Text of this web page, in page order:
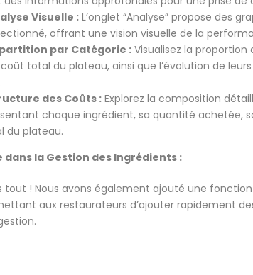
Visuelle : L’onglet “Analyse” propose des
offrant une vision visuelle de la
par Catégorie : Visualisez la
total du plateau, ainsi que l’évolution de leurs
des Coûts : Explorez la composition
chaque ingrédient, sa quantité achetée,
du plateau.
dans la Gestion des Ingrédients :
tout ! Nous avons également ajouté une
aux restaurateurs d’ajouter rapidement